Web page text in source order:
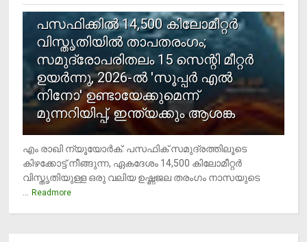
പസഫിക്കില്‍ 14,500 കിലോമീറ്റര്‍
വിസ്തൃതിയില്‍ താപതരംഗം;
സമുദ്രോപരിതലം 15 സെന്റി മീറ്റര്‍
ഉയര്‍ന്നു, 2026-ല്‍ 'സൂപ്പര്‍ എല്‍
നിനോ' ഉണ്ടായേക്കുമെന്ന്
മുന്നറിയിപ്പ്, ഇന്ത്യക്കും ആശങ്ക
എം രാഖി ന്യൂയോര്‍ക്: പസഫിക് സമുദ്രത്തിലൂടെ
കിഴക്കോട്ട് നീങ്ങുന്ന, ഏകദേശം 14,500 കിലോമീറ്റര്‍
വിസ്തൃതിയുള്ള ഒരു വലിയ ഉഷ്ണജല തരംഗം നാസയുടെ
Readmore